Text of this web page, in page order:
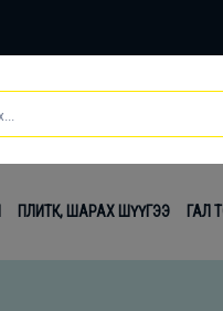
ПЛИТК, ШАРАХ ШҮҮГЭЭ ГАЛ